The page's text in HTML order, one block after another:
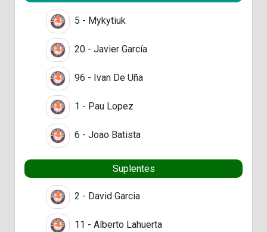
5 - Mykytiuk
20 - Javier García
96 - Ivan De Uña
1 - Pau Lopez
6 - Joao Batista
Suplentes
2 - David Garcia
11 - Alberto Lahuerta